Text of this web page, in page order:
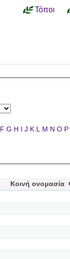
Τόποι
F G H I J K L M N O P
Κοινή ονομασία